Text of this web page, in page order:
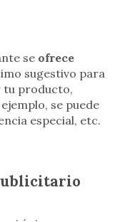
se ofrece
sugestivo para
tu producto,
se puede
especial, etc.